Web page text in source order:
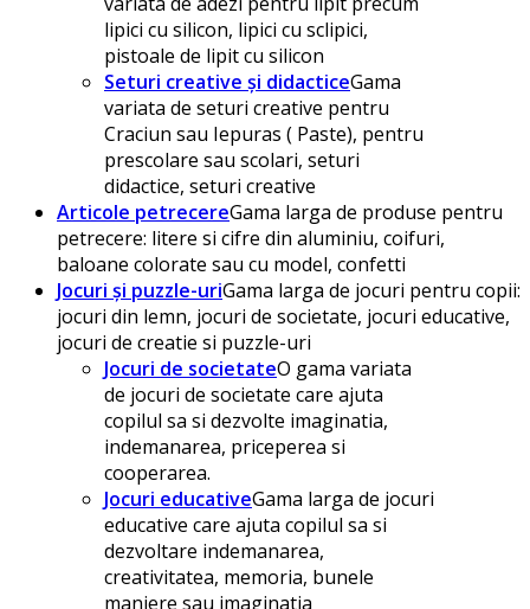
lipici cu silicon, lipici cu sclipici,
pistoale de lipit cu silicon
Seturi creative și didacticeGama
variata de seturi creative pentru
Craciun sau Iepuras ( Paste), pentru
prescolare sau scolari, seturi
didactice, seturi creative
Articole petrecereGama larga de produse pentru
petrecere: litere si cifre din aluminiu, coifuri,
baloane colorate sau cu model, confetti
Jocuri și puzzle-uriGama larga de jocuri pentru copii:
jocuri din lemn, jocuri de societate, jocuri educative,
jocuri de creatie si puzzle-uri
Jocuri de societateO gama variata
de jocuri de societate care ajuta
copilul sa si dezvolte imaginatia,
indemanarea, priceperea si
cooperarea.
Jocuri educativeGama larga de jocuri
educative care ajuta copilul sa si
dezvoltare indemanarea,
creativitatea, memoria, bunele
maniere sau imaginatia